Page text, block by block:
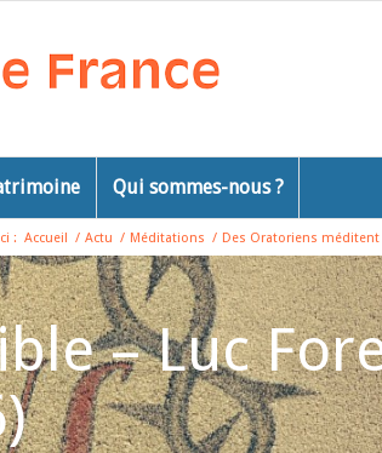
Qui sommes-nous ?
: Accueil / Actu / Méditations / Des Oratoriens méditent
– Luc